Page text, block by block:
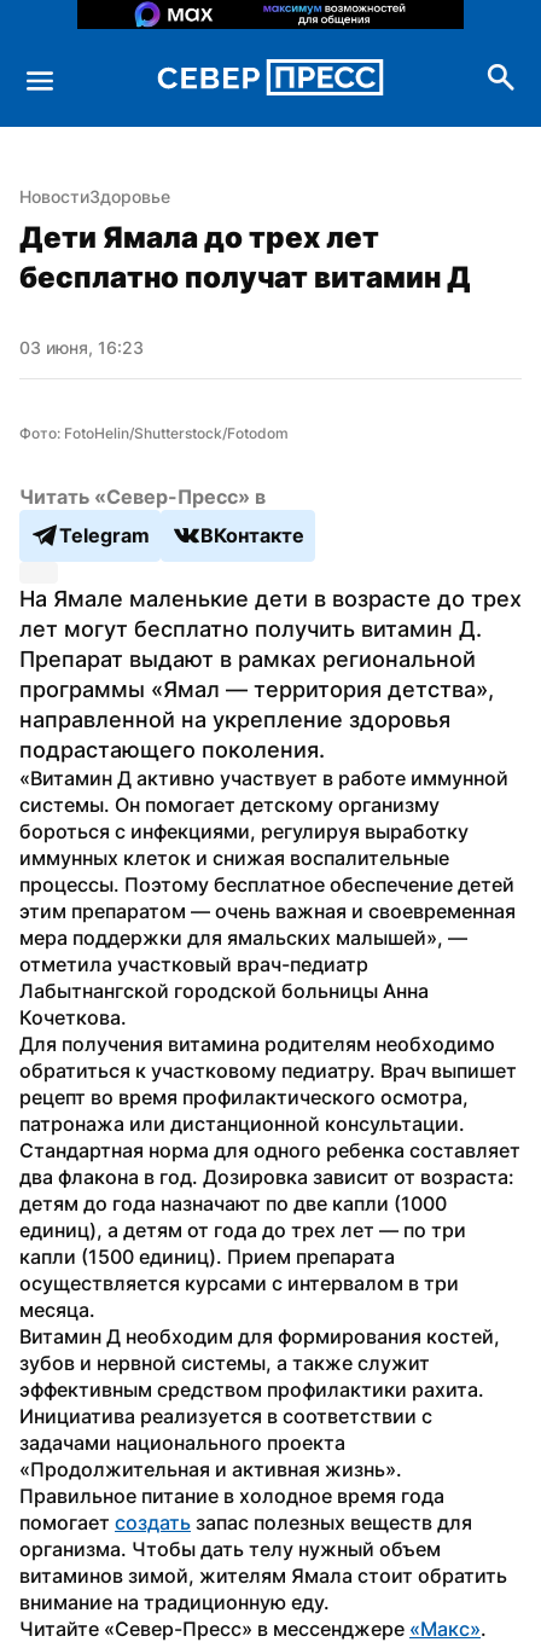
НовостиЗдоровье
Дети Ямала до трех лет
бесплатно получат витамин Д
03 июня, 16:23
Фото: FotoHelin/Shutterstock/Fotodom
Читать «Север-Пресс» в
Telegram
ВКонтакте
На Ямале маленькие дети в возрасте до трех
лет могут бесплатно получить витамин Д.
Препарат выдают в рамках региональной
программы «Ямал — территория детства»,
направленной на укрепление здоровья
подрастающего поколения.
«Витамин Д активно участвует в работе иммунной
системы. Он помогает детскому организму
бороться с инфекциями, регулируя выработку
иммунных клеток и снижая воспалительные
процессы. Поэтому бесплатное обеспечение детей
этим препаратом — очень важная и своевременная
мера поддержки для ямальских малышей», —
отметила участковый врач-педиатр
Лабытнангской городской больницы Анна
Кочеткова.
Для получения витамина родителям необходимо
обратиться к участковому педиатру. Врач выпишет
рецепт во время профилактического осмотра,
патронажа или дистанционной консультации.
Стандартная норма для одного ребенка составляет
два флакона в год. Дозировка зависит от возраста:
детям до года назначают по две капли (1000
единиц), а детям от года до трех лет — по три
капли (1500 единиц). Прием препарата
осуществляется курсами с интервалом в три
месяца.
Витамин Д необходим для формирования костей,
зубов и нервной системы, а также служит
эффективным средством профилактики рахита.
Инициатива реализуется в соответствии с
задачами национального проекта
«Продолжительная и активная жизнь».
Правильное питание в холодное время года
помогает создать запас полезных веществ для
организма. Чтобы дать телу нужный объем
витаминов зимой, жителям Ямала стоит обратить
внимание на традиционную еду.
Читайте «Север-Пресс» в мессенджере «Макс».